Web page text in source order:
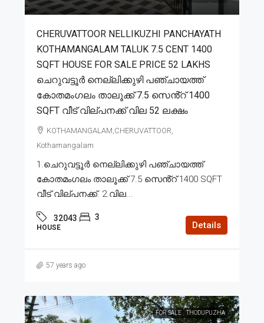
CHERUVATTOOR NELLIKUZHI PANCHAYATH
KOTHAMANGALAM TALUK 7.5 CENT 1400
SQFT HOUSE FOR SALE PRICE 52 LAKHS
ചെറുവട്ടൂർ നെല്ലിക്കുഴി പഞ്ചായത്ത്
കോതമംഗലം താലൂക്ക് 7.5 സെൻ്റ് 1400
SQFT വീട് വില്പനക്ക് വില 52 ലക്ഷം
KOTHAMANGALAM,CHERUVATTOOR,
Kothamangalam
1.ചെറുവട്ടൂർ നെല്ലിക്കുഴി പഞ്ചായത്ത്
കോതമംഗലം താലൂക്ക് 7.5 സെൻ്റ് 1400 SQFT
വീട് വില്പനക്ക്. 2.വില...
32043 3
HOUSE Details
57 years ago
FOR SALE THODUPUZHA